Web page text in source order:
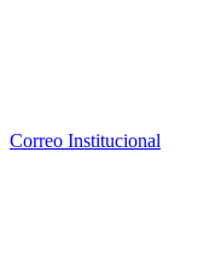
Correo Institucional